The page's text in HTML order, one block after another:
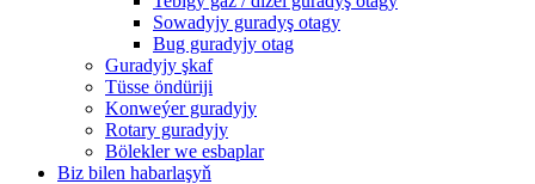
Sowadyjy guradyş otagy
Bug guradyjy otag
Guradyjy şkaf
Tüsse öndüriji
Konweýer guradyjy
Rotary guradyjy
Bölekler we esbaplar
Biz bilen habarlaşyň